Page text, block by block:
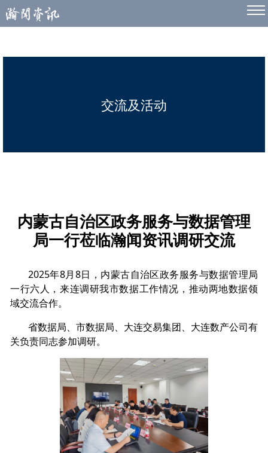
交流及活动
内蒙古自治区政务服务与数据管理
局一行莅临瀚闻资讯调研交流
2025年8月8日，内蒙古自治区政务服务与数据管理局
一行六人，来连调研我市数据工作情况，推动两地数据领
域交流合作。
省数据局、市数据局、大连交易集团、大连数产公司有
关负责同志参加调研。